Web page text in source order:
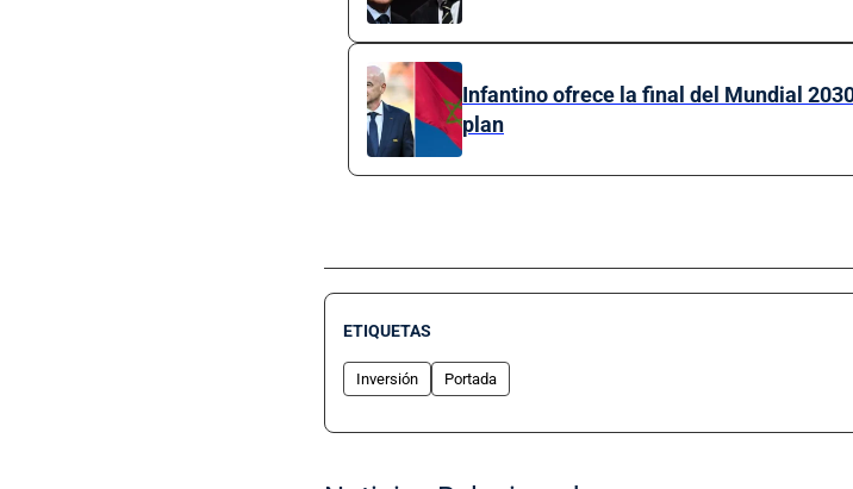
Infantino ofrece la final del Mundial
plan
ETIQUETAS
Inversión Portada